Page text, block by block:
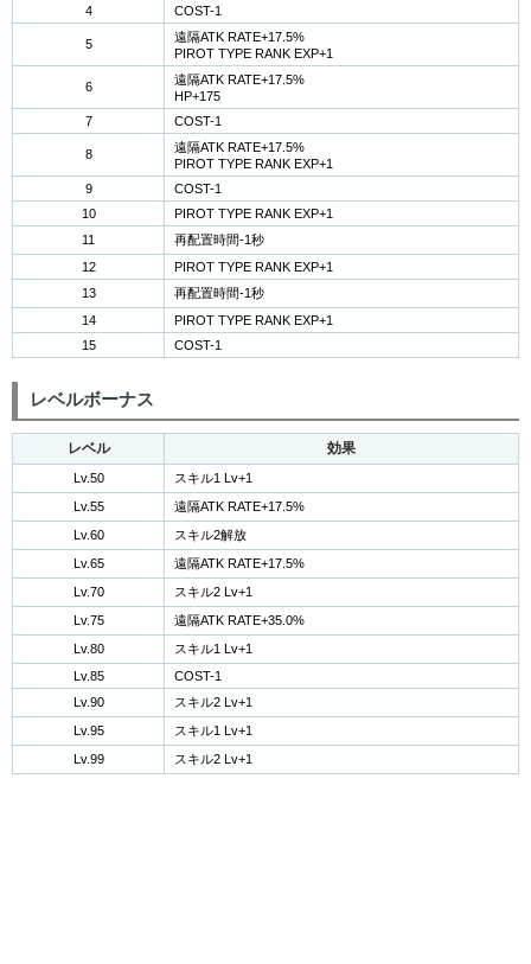
4 COST-1
5
遠隔ATK RATE+17.5%
PIROT TYPE RANK EXP+1
6
遠隔ATK RATE+17.5%
HP+175
7
COST-1
8
遠隔ATK RATE+17.5%
PIROT TYPE RANK EXP+1
9
COST-1
10
PIROT TYPE RANK EXP+1
11
再配置時間-1秒
12
PIROT TYPE RANK EXP+1
13
再配置時間-1秒
14
PIROT TYPE RANK EXP+1
15
COST-1
レベルボーナス
レベル 効果
Lv.50
スキル1 Lv+1
Lv.55
遠隔ATK RATE+17.5%
Lv.60
スキル2解放
Lv.65
遠隔ATK RATE+17.5%
Lv.70
スキル2 Lv+1
Lv.75
遠隔ATK RATE+35.0%
Lv.80
スキル1 Lv+1
Lv.85
COST-1
Lv.90
スキル2 Lv+1
Lv.95
スキル1 Lv+1
Lv.99
スキル2 Lv+1